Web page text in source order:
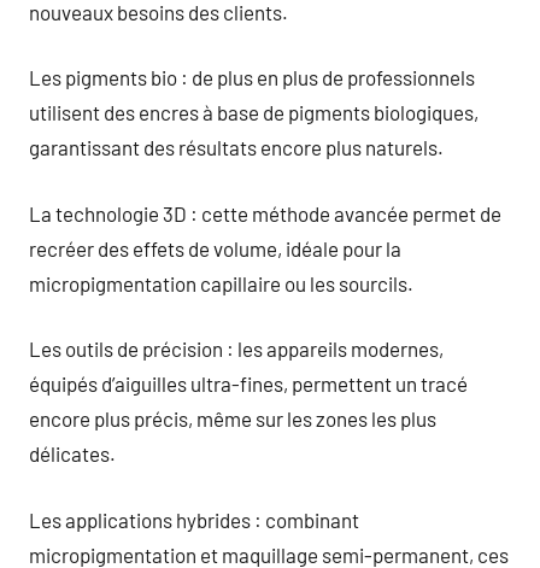
nouveaux besoins des clients.
Les pigments bio : de plus en plus de professionnels
utilisent des encres à base de pigments biologiques,
garantissant des résultats encore plus naturels.
La technologie 3D : cette méthode avancée permet de
recréer des effets de volume, idéale pour la
micropigmentation capillaire ou les sourcils.
Les outils de précision : les appareils modernes,
équipés d’aiguilles ultra-fines, permettent un tracé
encore plus précis, même sur les zones les plus
délicates.
Les applications hybrides : combinant
micropigmentation et maquillage semi-permanent, ces